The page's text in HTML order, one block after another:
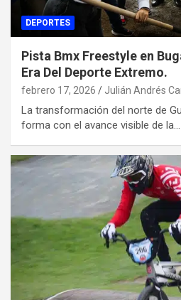
DEPORTES
Pista Bmx Freestyle en
Era Del Deporte Extremo.
febrero 17, 2026 Julián Andrés
La transformación del norte de
forma con el avance visible de la…